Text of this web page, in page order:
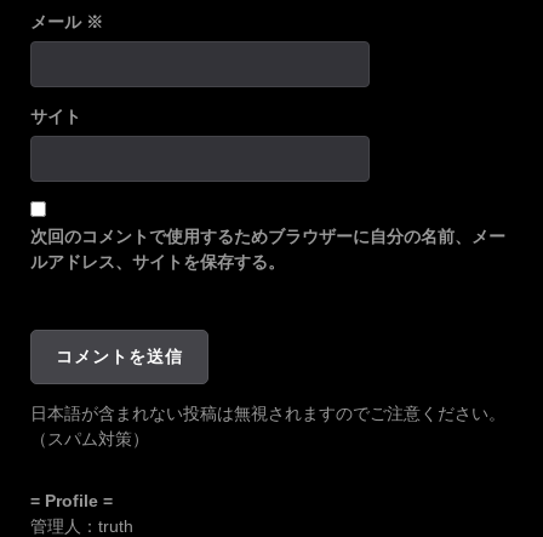
メール ※
サイト
次回のコメントで使用するためブラウザーに自分の名前、メー
ルアドレス、サイトを保存する。
日本語が含まれない投稿は無視されますのでご注意ください。
（スパム対策）
= Profile =
管理人：truth